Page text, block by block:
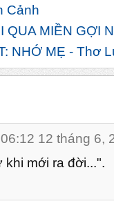
Cảnh
QUA MIỀN GỢI
NHỚ MẸ - Thơ
06:12 12 tháng 6,
mới ra đời...".